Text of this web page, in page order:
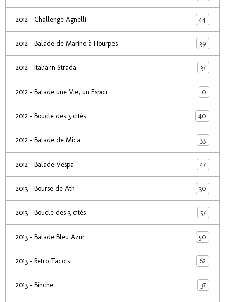
2012 - Challenge Agnelli 44
2012 - Balade de Marino à Hourpes 39
2012 - Italia in Strada 37
2012 - Balade une Vie, un Espoir 0
2012 - Boucle des 3 cités 40
2012 - Balade de Mica 33
2012 - Balade Vespa 47
2013 - Bourse de Ath 30
2013 - Boucle des 3 cités 57
2013 - Balade Bleu Azur 50
2013 - Retro Tacots 62
2013 - Binche 37